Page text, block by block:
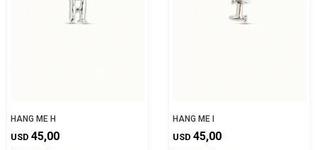
HANG ME H
USD 45,00
HANG ME I
USD 45,00